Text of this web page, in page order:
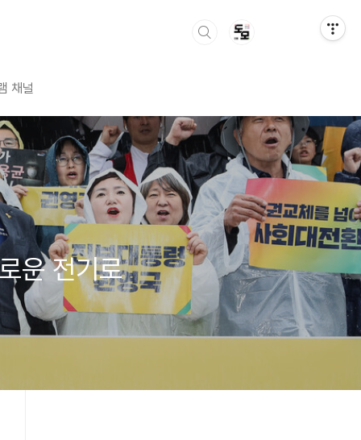
채널
운 전기로